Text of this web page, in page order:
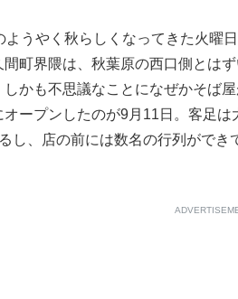
うやく秋らしくなってきた火曜
間町界隈は、秋葉原の西口側とは
かも不思議なことになぜかそば
オープンしたのが9月11日。客足
し、店の前には数名の行列ができ